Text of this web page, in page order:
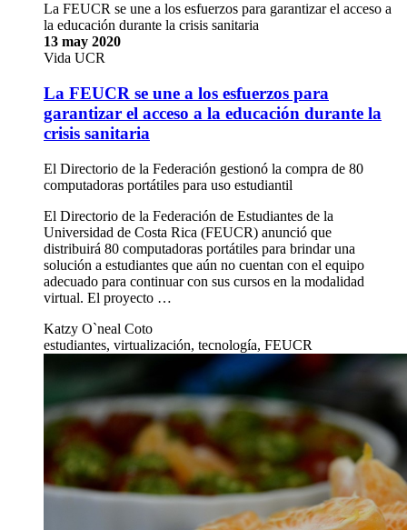
La FEUCR se une a los esfuerzos para garantizar el acceso a
la educación durante la crisis sanitaria
13 may 2020
Vida UCR
La FEUCR se une a los esfuerzos para
garantizar el acceso a la educación durante la
crisis sanitaria
El Directorio de la Federación gestionó la compra de 80
computadoras portátiles para uso estudiantil
El Directorio de la Federación de Estudiantes de la
Universidad de Costa Rica (FEUCR) anunció que
distribuirá 80 computadoras portátiles para brindar una
solución a estudiantes que aún no cuentan con el equipo
adecuado para continuar con sus cursos en la modalidad
virtual. El proyecto …
Katzy O`neal Coto
estudiantes, virtualización, tecnología, FEUCR